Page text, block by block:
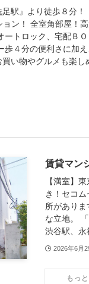
足駅』より徒歩８分！
ン！ 全室角部屋！
ートロック、宅配Ｂ
４分の便利さに加
い物やグルメも楽し
賃貸マン
【満室】
き！セコ
所があり
な立地。
渋谷駅、永
2026年6月